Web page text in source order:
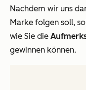
Nachdem wir uns
Marke folgen soll,
wie Sie die
gewinnen können.